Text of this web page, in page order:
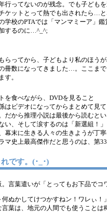
行ってないのが残念。でも子ども
ケットとって熱でも出されたら…と
校のPTAでは「マンマミーア」鑑
するのに…^_^;
らってから、子どもより私のほう
冊数になってきました…。ここま
す。
を食べながら、DVDを見ること
はビデオになってからまとめて見
だから推理小説は最後から読むとい
い、そして涙するのは「新選組！
幕末に生きる人々の生きようが丁
マ史上最高傑作だと思うのは、第
です。(･_･)
言葉遣いが「とってもお下品でコ
ぬかしてけつかすねン！ワレぃ！
葉は、地元の人間でも使うことは